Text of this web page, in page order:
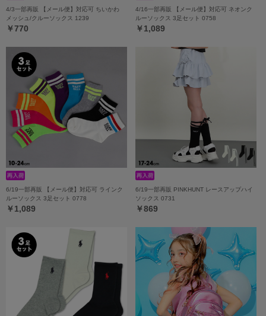
4/3一部再販 【メール便】対応可 ちいかわ
メッシュ/クルーソックス 1239
￥770
4/16一部再販 【メール便】対応可 ネオンク
ルーソックス 3足セット 0758
￥1,089
6/19一部再販 【メール便】対応可 ラインク
ルーソックス 3足セット 0778
￥1,089
6/19一部再販 PINKHUNT レースアップハイ
ソックス 0731
￥869